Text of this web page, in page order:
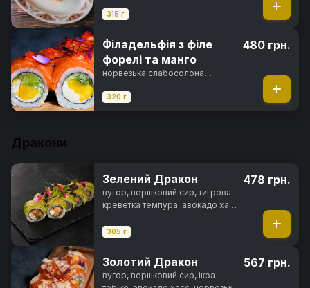
авокадо хасс, горіховий соус,
315 г
Філадельфія з філе
форелі та манго
норвезька слабосолона
огірок, манго, ікра тобіко,
320 г
480 грн.
Дракони
Зелений Дракон
вугор, вершковий сир, тигрова
креветка темпура, авокадо хасс,
305 г
478 грн.
Золотий Дракон
вугор, вершковий сир, ікра
567 грн.